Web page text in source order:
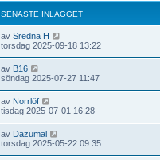
SENASTE INLÄGGET
av Sredna H
torsdag 2025-09-18 13:22
av B16
söndag 2025-07-27 11:47
av Norrlöf
tisdag 2025-07-01 16:28
av Dazumal
torsdag 2025-05-22 09:35